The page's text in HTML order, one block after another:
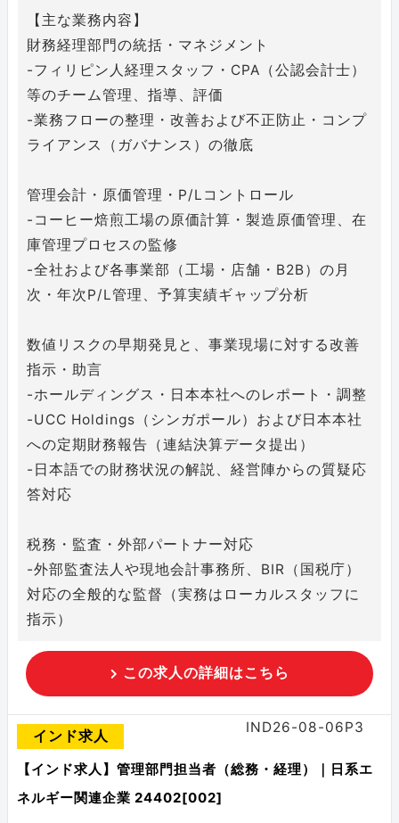
【主な業務内容】
財務経理部門の統括・マネジメント
-フィリピン人経理スタッフ・CPA（公認会計士）
等のチーム管理、指導、評価
-業務フローの整理・改善および不正防止・コンプ
ライアンス（ガバナンス）の徹底
管理会計・原価管理・P/Lコントロール
-コーヒー焙煎工場の原価計算・製造原価管理、在
庫管理プロセスの監修
-全社および各事業部（工場・店舗・B2B）の月
次・年次P/L管理、予算実績ギャップ分析
数値リスクの早期発見と、事業現場に対する改善
指示・助言
-ホールディングス・日本本社へのレポート・調整
-UCC Holdings（シンガポール）および日本本社
への定期財務報告（連結決算データ提出）
-日本語での財務状況の解説、経営陣からの質疑応
答対応
税務・監査・外部パートナー対応
-外部監査法人や現地会計事務所、BIR（国税庁）
対応の全般的な監督（実務はローカルスタッフに
指示）
この求人の詳細はこちら
インド求人
IND26-08-06P3
【インド求人】管理部門担当者（総務・経理）｜日系エ
ネルギー関連企業 24402[002]